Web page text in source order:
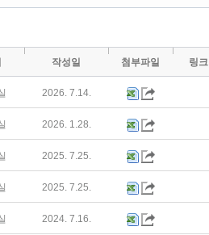
작성일 첨부파일 링크
2026. 7.14.
2026. 1.28.
2025. 7.25.
2025. 7.25.
2024. 7.16.